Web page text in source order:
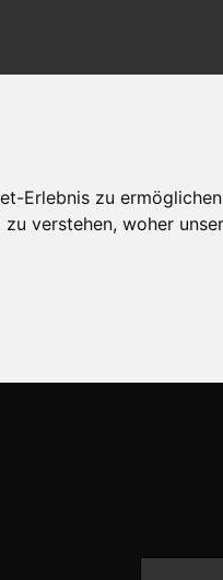
Erlebnis zu
verstehen, woher